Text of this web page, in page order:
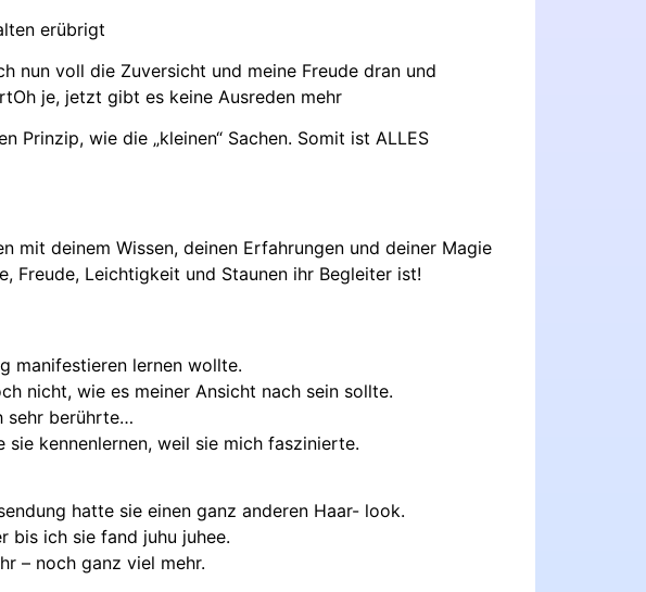
erübrigt
nun voll die Zuversicht und meine Freude dran und
je, jetzt gibt es keine Ausreden mehr
Prinzip, wie die „kleinen“ Sachen. Somit ist ALLES
mit deinem Wissen, deinen Erfahrungen und deiner Magie
Freude, Leichtigkeit und Staunen ihr Begleiter ist!
manifestieren lernen wollte.
nicht, wie es meiner Ansicht nach sein sollte.
sehr berührte…
kennenlernen, weil sie mich faszinierte.
hatte sie einen ganz anderen Haar- look.
bis ich sie fand juhu juhee.
– noch ganz viel mehr.